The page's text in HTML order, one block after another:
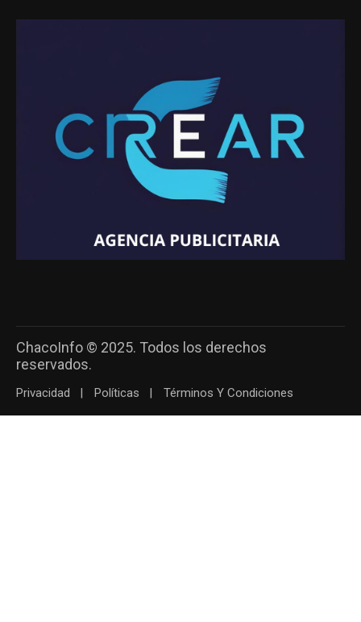
ChacoInfo © 2025. Todos los derechos
reservados.
Privacidad Políticas Términos Y Condiciones